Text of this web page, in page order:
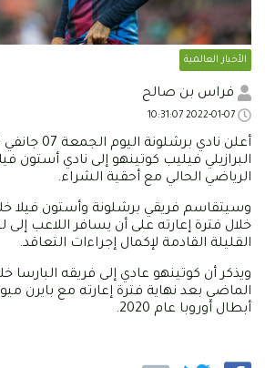
الأخبار العالمية
فراس بن صالح
البرازيلي فيليب كوتينهو إلى نادي أستون
الرياضي الحالي مع أحقية الشراء.
وسيتقاسم فريقي برشلونة وأستون فيلا
خلال فترة إعارته على أن يسافر اللاعب إلى
القليلة القادمة لإكمال إجراءات التعاقد.
ويذكر أن كوتينهو عادي إلى فريقه البارسا
الماضي بعد نهاية فترة إعارته مع بايرن
أبطال أوروبا عام 2020.